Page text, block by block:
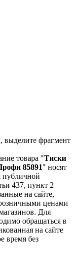
фрагмент
товара "Тиски
85891" носят
публичной
437, пункт 2
на сайте,
ценами
Для
обращаться в
на сайте
время без